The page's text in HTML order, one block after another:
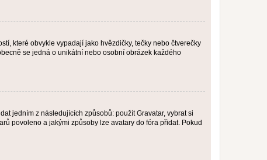
které obvykle vypadají jako hvězdičky, tečky nebo čtverečky
se jedná o unikátní nebo osobní obrázek každého
jedním z následujících způsobů: použít Gravatar, vybrat si
povoleno a jakými způsoby lze avatary do fóra přidat. Pokud